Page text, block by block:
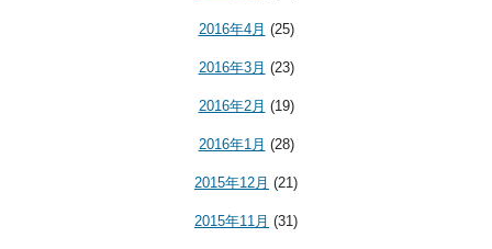
2016年4月 (25)
2016年3月 (23)
2016年2月 (19)
2016年1月 (28)
2015年12月 (21)
2015年11月 (31)